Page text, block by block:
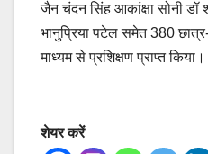
जैन चंदन सिंह आकांक्षा सोनी डॉ
भानुप्रिया पटेल समेत 380
माध्यम से प्रशिक्षण प्राप्त किया।
शेयर करें